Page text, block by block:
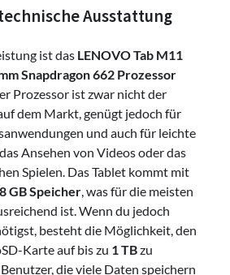
Ausstattung
ist das LENOVO Tab M11
Snapdragon 662 Prozessor
Prozessor ist zwar nicht der
dem Markt, genügt jedoch für
und auch für leichte
Ansehen von Videos oder das
Spielen. Das Tablet kommt mit
GB Speicher, was für die meisten
ist. Wenn du jedoch
besteht die Möglichkeit, den
Karte auf bis zu 1 TBzu
die viele Daten speichern